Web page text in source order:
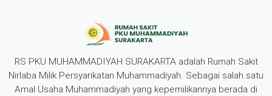
RS PKU MUHAMMADIYAH SURAKARTA adalah Rumah Sakit
Nirlaba Milik Persyarikatan Muhammadiyah. Sebagai salah satu
Amal Usaha Muhammadiyah yang kepemilikannya berada di